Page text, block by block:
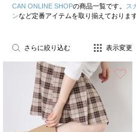
CAN ONLINE SHOPの商品一覧です。 ス
ンなど定番アイテムを取り揃えております
さらに絞り込む 表示変更